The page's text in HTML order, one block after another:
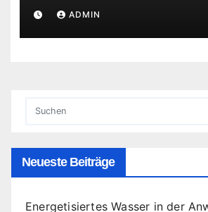
ADMIN
Neueste Beiträge
Energetisiertes Wasser in der